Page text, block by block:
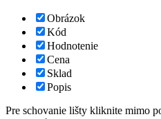
Obrázok
Kód
Hodnotenie
Cena
Sklad
Popis
Pre schovanie lišty kliknite mimo